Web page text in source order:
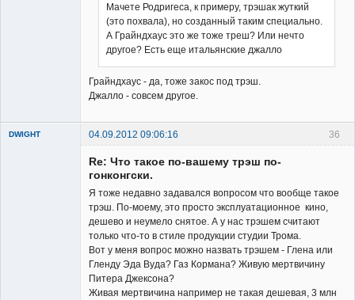
Мачете Родригеса, к примеру, трэшак жуткий
(это похвала), но созданный таким специально.
А Грайндхаус это же тоже треш? Или нечто
другое? Есть еще итальянские джалло
Грайндхаус - да, тоже закос под трэш.
Джалло - совсем другое.
36
DWIGHT 04.09.2012 09:06:16
Re: Что такое по-вашему трэш по-
гонконгски.
Я тоже недавно задавался вопросом что вообще такое
трэш. По-моему, это просто эксплуатационное кино,
дешево и неумело снятое. А у нас трэшем считают
только что-то в стиле продукции студии Трома.
Вот у меня вопрос можно назвать трэшем - Глена или
Гленду Эда Вуда? Газ Кормана? Живую мертвичину
Питера Джексона?
Живая мертвичина например не такая дешевая, 3 млн